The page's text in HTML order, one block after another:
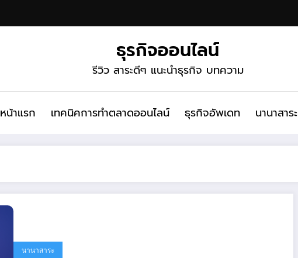
ธุรกิจออนไลน์
รีวิว สาระดีๆ แนะนำธุรกิจ บทความ
หน้าแรก เทคนิคการทำตลาดออนไลน์ ธุรกิจอัพเดท นานาสาระ
นานาสาระ